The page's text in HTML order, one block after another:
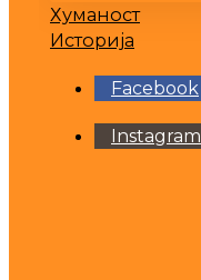
Хуманост
Историја
Facebook
Instagram